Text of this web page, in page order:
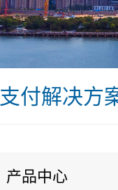
支付解决方
产品中心